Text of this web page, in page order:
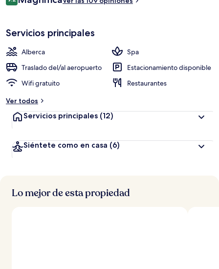
de9.2 de 10,
Servicios principales
Alberca
Spa
Traslado del/al aeropuerto
Estacionamiento disponible
Wifi gratuito
Restaurantes
Ver todos
Servicios principales (12)
Siéntete como en casa (6)
Lo mejor de esta propiedad